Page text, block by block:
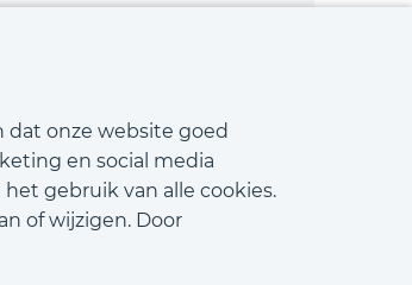
dat onze website goed
en social media
gebruik van alle cookies.
of wijzigen. Door